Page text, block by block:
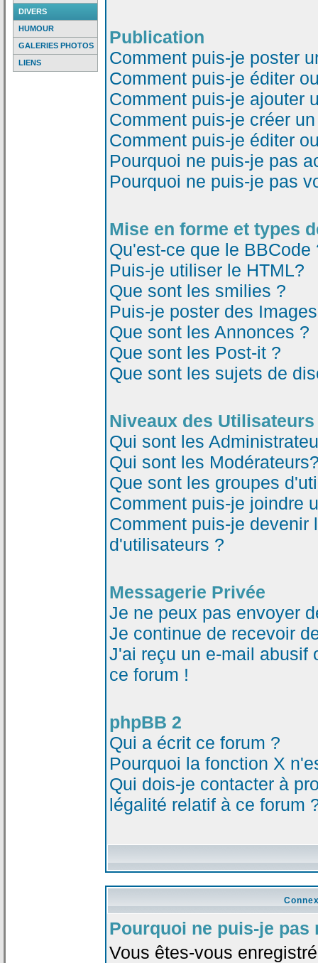
DIVERS
HUMOUR
GALERIES PHOTOS
LIENS
Publication
Comment puis-je poster
Comment puis-je éditer
Comment puis-je ajouter
Comment puis-je créer
Comment puis-je éditer
Pourquoi ne puis-je pas
Pourquoi ne puis-je pas
Mise en forme et types
Qu'est-ce que le BBCode
Puis-je utiliser le HTML?
Que sont les smilies ?
Puis-je poster des
Que sont les Annonces ?
Que sont les Post-it ?
Que sont les sujets de
Niveaux des
Qui sont les
Qui sont les
Que sont les groupes
Comment puis-je joindre
Comment puis-je devenir
d'utilisateurs ?
Messagerie Privée
Je ne peux pas envoyer
Je continue de recevoir
J'ai reçu un e-mail abusif
ce forum !
phpBB 2
Qui a écrit ce forum ?
Pourquoi la fonction X
Qui dois-je contacter à
légalité relatif à ce forum
Pourquoi ne puis-je pas
Vous êtes-vous